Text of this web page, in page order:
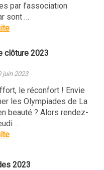
par l’association
sont …
clôture 2023
juin 2023
le réconfort ! Envie
les Olympiades de La
beauté ? Alors rendez-
…
2023